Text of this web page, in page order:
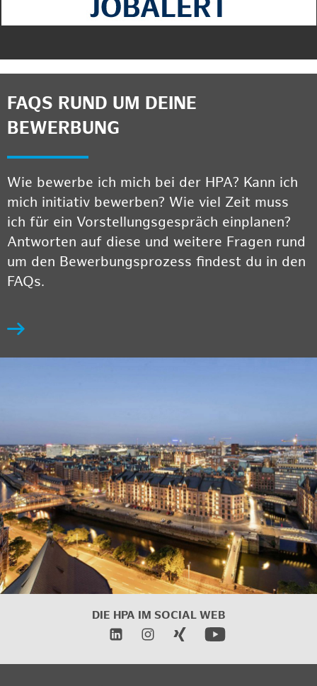
FAQS RUND UM DEINE
BEWERBUNG
Wie bewerbe ich mich bei der HPA? Kann ich
mich initiativ bewerben? Wie viel Zeit muss
ich für ein Vorstellungsgespräch einplanen?
Antworten auf diese und weitere Fragen rund
um den Bewerbungsprozess findest du in den
FAQs.
DIE HPA IM SOCIAL WEB